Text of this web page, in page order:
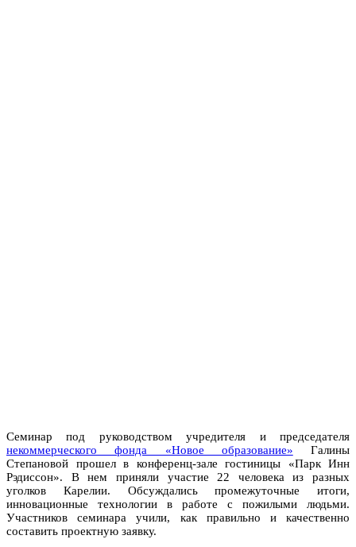
Семинар под руководством учредителя и председателя
некоммерческого фонда «Новое образование» Галины
Степановой прошел в конференц-зале гостиницы «Парк Инн
Рэдиссон». В нем приняли участие 22 человека из разных
уголков Карелии. Обсуждались промежуточные итоги,
инновационные технологии в работе с пожилыми людьми.
Участников семинара учили, как правильно и качественно
составить проектную заявку.